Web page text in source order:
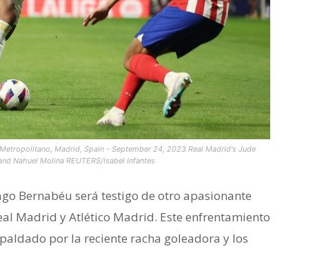
Madrid, Spain - September 24, 2023 Real Madrid's Jude
Nahuel Molina REUTERS/Isabel Infantes
Bernabéu será testigo de otro apasionante
Madrid y Atlético Madrid. Este enfrentamiento
por la reciente racha goleadora y los